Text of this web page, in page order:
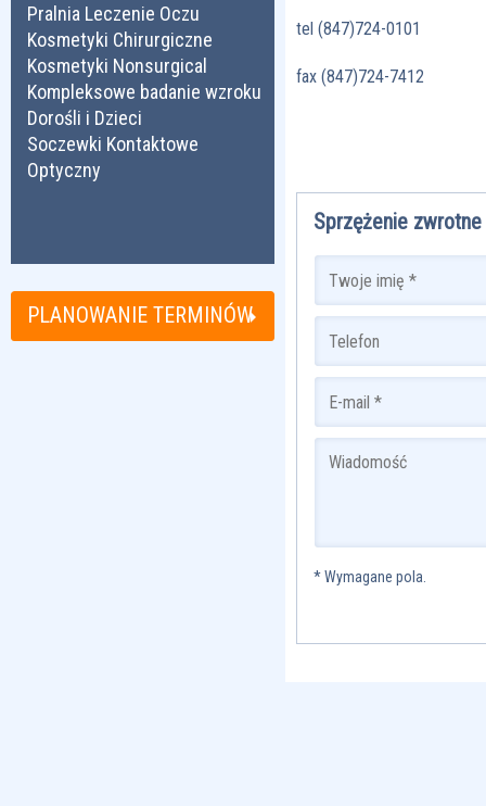
Pralnia Leczenie Oczu
Kosmetyki Chirurgiczne
Kosmetyki Nonsurgical
Kompleksowe badanie wzroku
Dorośli i Dzieci
Soczewki Kontaktowe
Optyczny
PLANOWANIE TERMINÓW
tel (847)724-0101
fax (847)724-7412
Sprzężenie zwrotne
* Wymagane pola.